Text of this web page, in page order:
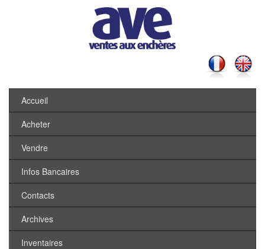
Accueil
Acheter
Vendre
Infos Bancaires
Contacts
Archives
Inventaires